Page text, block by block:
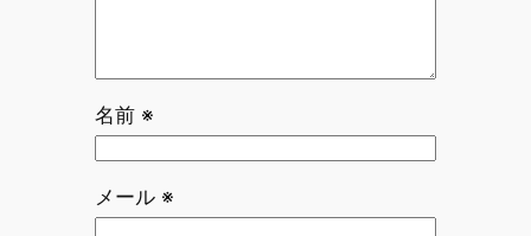
名前 ※
メール ※